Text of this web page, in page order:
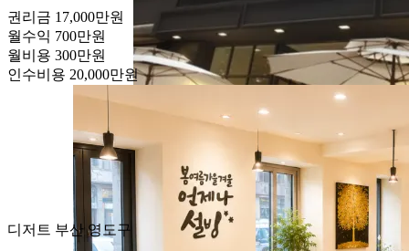
권리금 17,000만원
월수익 700만원
월비용 300만원
인수비용 20,000만원
디저트 부산 영도구